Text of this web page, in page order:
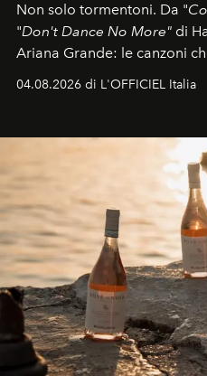
Non solo tormentoni. Da "
"Don't Dance No More" di
Ariana Grande: le canzoni
colonna sonora della
04.08.2026 di L'OFFICIEL Italia